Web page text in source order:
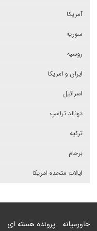
آمریکا
سوریه
روسیه
ایران و امریکا
اسرائیل
دونالد ترامپ
ترکیه
برجام
ایالات متحده امریکا
خاورمیانه پرونده هسته ای